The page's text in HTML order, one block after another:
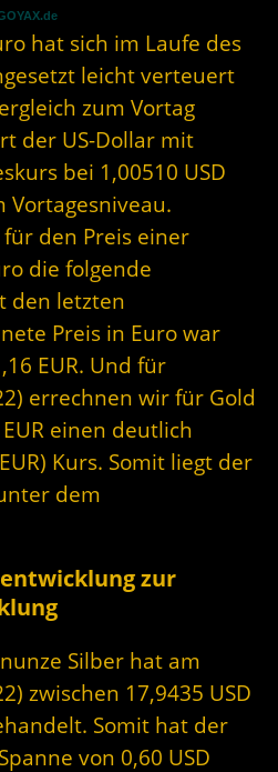
hat sich im Laufe des
leicht verteuert
zum Vortag
der US-Dollar mit
bei 1,00510 USD
Vortagesniveau.
den Preis einer
die folgende
den letzten
Preis in Euro war
EUR. Und für
errechnen wir für Gold
einen deutlich
Kurs. Somit liegt der
dem
zur
Silber hat am
zwischen 17,9435 USD
Somit hat der
von 0,60 USD